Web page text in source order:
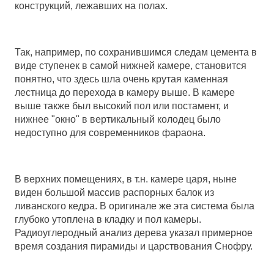
конструкций, лежавших на полах.
Так, например, по сохранившимся следам цемента в
виде ступенек в самой нижней камере, становится
понятно, что здесь шла очень крутая каменная
лестница до перехода в камеру выше. В камере
выше также был высокий пол или постамент, и
нижнее "окно" в вертикальный колодец было
недоступно для современников фараона.
В верхних помещениях, в т.н. камере царя, ныне
виден большой массив распорных балок из
ливанского кедра. В оригинале же эта система была
глубоко утоплена в кладку и пол камеры.
Радиоуглеродный анализ дерева указал примерное
время создания пирамиды и царствования Снофру.